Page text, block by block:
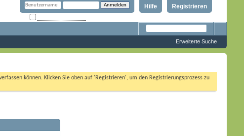
Registrieren
Hilfe
Erweiterte Suche
können. Klicken Sie oben auf 'Registrieren', um den Registrierungsprozess zu